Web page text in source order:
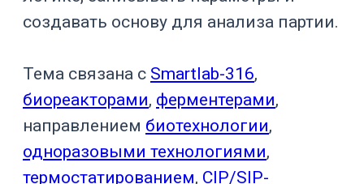
подбор режима
биореактор
Масштабировани
каскадов, анализ
параметров
Производственн
Воспроизводимо
сть партии, архив,
доступа